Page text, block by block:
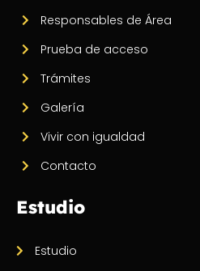
Responsables de Área
Prueba de acceso
Trámites
Galería
Vivir con igualdad
Contacto
Estudio
Estudio